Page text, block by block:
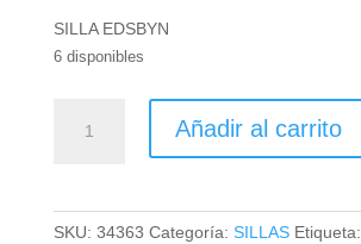
SILLA EDSBYN
6 disponibles
EDSBYN
Añadir al carrito
SKU: 34363 Categoría: SILLAS Etiqueta: